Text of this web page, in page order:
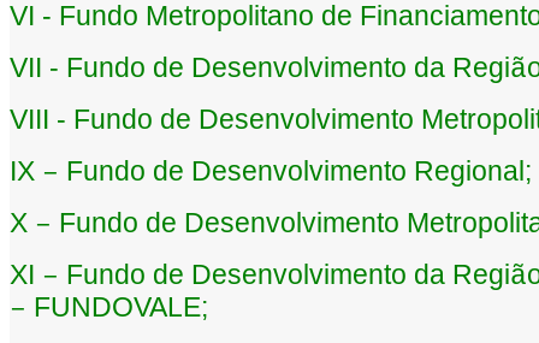
VI - Fundo Metropolitano de
VII - Fundo de Desenvolvimento da Regiã
VIII - Fundo de Desenvolvimento
IX – Fundo de Desenvolvimento Regional;
X – Fundo de Desenvolvimento
XI – Fundo de Desenvolvimento da Regiã
– FUNDOVALE;